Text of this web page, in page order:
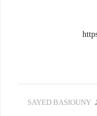
SAYED BASIOUNY